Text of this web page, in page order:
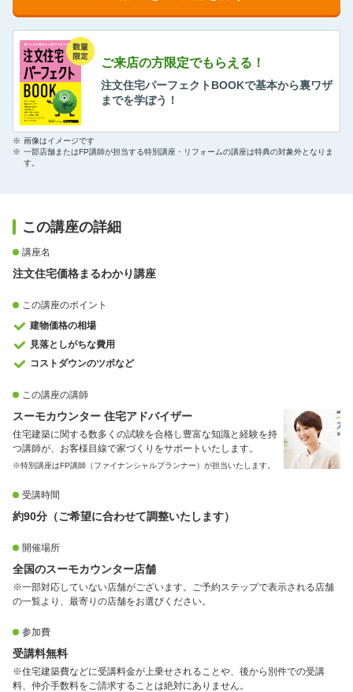
ご来店の方限定でもらえる！
注文住宅パーフェクトBOOKで基本から裏ワザ
までを学ぼう！
※ 画像はイメージです
※ 一部店舗またはFP講師が担当する特別講座・リフォームの講座は特典の対象外となりま
す。
この講座の詳細
講座名
注文住宅価格まるわかり講座
この講座のポイント
建物価格の相場
見落としがちな費用
コストダウンのツボなど
この講座の講師
スーモカウンター 住宅アドバイザー
住宅建築に関する数多くの試験を合格し豊富な知識と経験を持
つ講師が、お客様目線で家づくりをサポートいたします。
※特別講座はFP講師（ファイナンシャルプランナー）が担当いたします。
受講時間
約90分（ご希望に合わせて調整いたします）
開催場所
全国のスーモカウンター店舗
※一部対応していない店舗がございます。ご予約ステップで表示される店舗
の一覧より、最寄りの店舗をお選びください。
参加費
受講料無料
※住宅建築費などに受講料金が上乗せされることや、後から別件での受講
料、仲介手数料をご請求することは絶対にありません。